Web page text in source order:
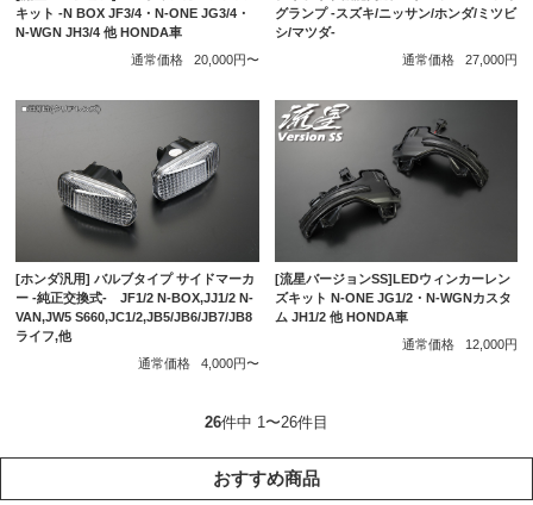
キット -N BOX JF3/4・N-ONE JG3/4・
N-WGN JH3/4 他 HONDA車
通常価格
20,000円〜
グランプ -スズキ/ニッサン/ホンダ/ミツビ
シ/マツダ-
通常価格
27,000円
[ホンダ汎用] バルブタイプ サイドマーカ
ー -純正交換式- JF1/2 N-BOX,JJ1/2 N-
VAN,JW5 S660,JC1/2,JB5/JB6/JB7/JB8
ライフ,他
通常価格
4,000円〜
[流星バージョンSS]LEDウィンカーレン
ズキット N-ONE JG1/2・N-WGNカスタ
ム JH1/2 他 HONDA車
通常価格
12,000円
26件中 1〜26件目
おすすめ商品